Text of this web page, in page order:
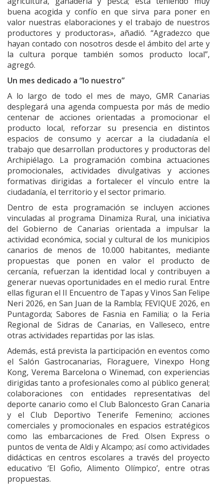
buena acogida y confío en que sirva para poner en
valor nuestras elaboraciones y el trabajo de nuestros
productores y productoras», añadió. “Agradezco que
hayan contado con nosotros desde el ámbito del arte y
la cultura porque también somos producto local”,
agregó.
Un mes dedicado a “lo nuestro”
A lo largo de todo el mes de mayo, GMR Canarias
desplegará una agenda compuesta por más de medio
centenar de acciones orientadas a promocionar el
producto local, reforzar su presencia en distintos
espacios de consumo y acercar a la ciudadanía el
trabajo que desarrollan productores y productoras del
Archipiélago. La programación combina actuaciones
promocionales, actividades divulgativas y acciones
formativas dirigidas a fortalecer el vínculo entre la
ciudadanía, el territorio y el sector primario.
Dentro de esta programación se incluyen acciones
vinculadas al programa Dinamiza Rural, una iniciativa
del Gobierno de Canarias orientada a impulsar la
actividad económica, social y cultural de los municipios
canarios de menos de 10.000 habitantes, mediante
propuestas que ponen en valor el producto de
cercanía, refuerzan la identidad local y contribuyen a
generar nuevas oportunidades en el medio rural. Entre
ellas figuran el II Encuentro de Tapas y Vinos San Felipe
Neri 2026, en San Juan de la Rambla; FEVIQUE 2026, en
Puntagorda; Sabores de Fasnia en Familia; o la Feria
Regional de Sidras de Canarias, en Valleseco, entre
otras actividades repartidas por las islas.
Además, está prevista la participación en eventos como
el Salón Gastrocanarias, Floraguere, Vinexpo Hong
Kong, Verema Barcelona o Winemad, con experiencias
dirigidas tanto a profesionales como al público general;
colaboraciones con entidades representativas del
deporte canario como el Club Baloncesto Gran Canaria
y el Club Deportivo Tenerife Femenino; acciones
comerciales y promocionales en espacios estratégicos
como las embarcaciones de Fred. Olsen Express o
puntos de venta de Aldi y Alcampo; así como actividades
didácticas en centros escolares a través del proyecto
educativo ‘El Gofio, Alimento Olímpico’, entre otras
propuestas.